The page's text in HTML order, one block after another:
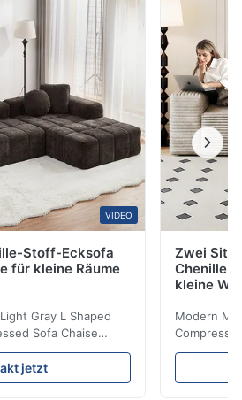
es zu einer perfekten ...
VIDEO
Stoff-Ecksofa
für kleine Räume
Gray L Shaped
Sofa Chaise
High resilience
for small
light gray
jetzt
Zwei
Chenille
kleine
Modern
Room